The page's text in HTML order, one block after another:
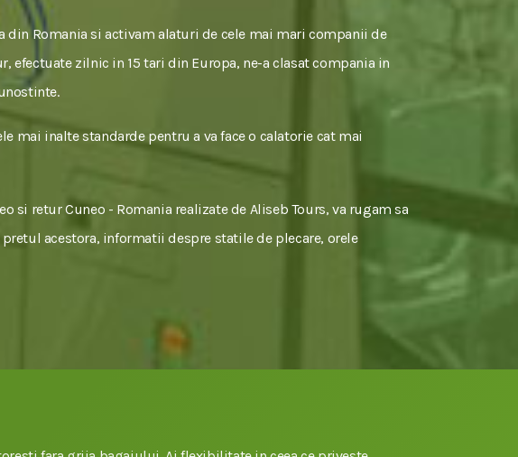
Romania si activam alaturi de cele mai mari companii de
efectuate zilnic in 15 tari din Europa, ne-a clasat compania in
mai inalte standarde pentru a va face o calatorie cat mai
retur Cuneo - Romania realizate de Aliseb Tours, va rugam sa
acestora, informatii despre statile de plecare, orele